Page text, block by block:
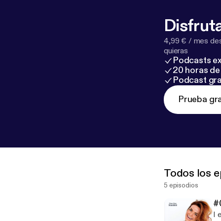
4,99 € / mes
quieras
Podcasts
20 horas
Podcast
Prueba
Todos los
5 episodios
I